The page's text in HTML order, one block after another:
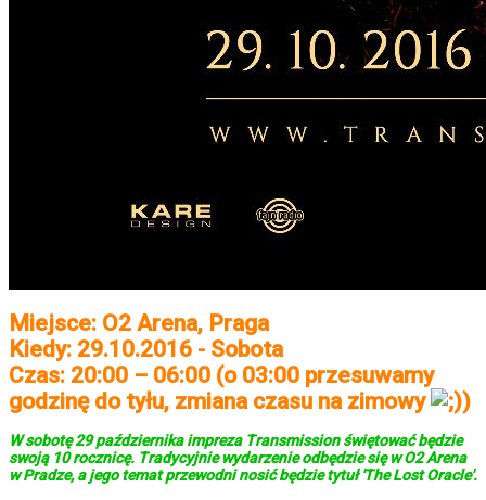
Miejsce: O2 Arena, Praga
Kiedy: 29.10.2016 - Sobota
Czas: 20:00 – 06:00 (o 03:00 przesuwamy
godzinę do tyłu, zmiana czasu na zimowy
)
W sobotę 29 października impreza Transmission świętować będzie
swoją 10 rocznicę. Tradycyjnie wydarzenie odbędzie się w O2 Arena
w Pradze, a jego temat przewodni nosić będzie tytuł 'The Lost Oracle'.